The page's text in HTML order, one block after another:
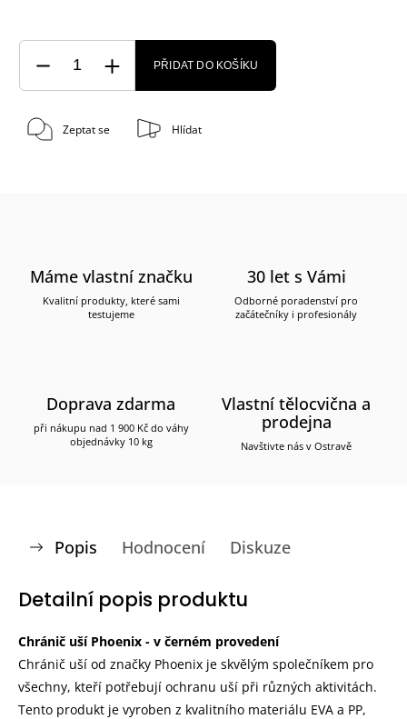
PŘIDAT DO KOŠÍKU
Zeptat se Hlídat
Máme vlastní značku
Kvalitní produkty, které sami
testujeme
30 let s Vámi
Odborné poradenství pro
začátečníky i profesionály
Doprava zdarma
při nákupu nad 1 900 Kč do váhy
objednávky 10 kg
Vlastní tělocvična a
prodejna
Navštivte nás v Ostravě
Popis Hodnocení Diskuze
Detailní popis produktu
Chránič uší Phoenix - v černém provedení
Chránič uší od značky Phoenix je skvělým společníkem pro
všechny, kteří potřebují ochranu uší při různých aktivitách.
Tento produkt je vyroben z kvalitního materiálu EVA a PP,